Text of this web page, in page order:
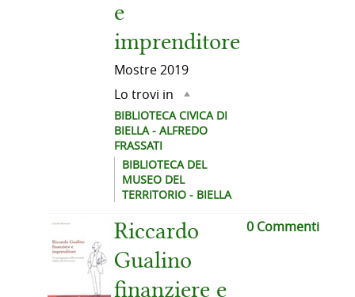
e
imprenditore
Mostre2019
Lo trovi in
BIBLIOTECA CIVICA DI
BIELLA - ALFREDO
FRASSATI
BIBLIOTECA DEL
MUSEO DEL
TERRITORIO - BIELLA
Riccardo
Gualino
finanziere e
0 Commenti